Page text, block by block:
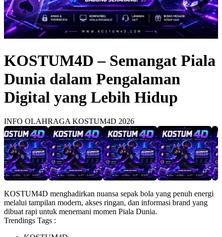
KOSTUM4D – Semangat Piala
Dunia dalam Pengalaman
Digital yang Lebih Hidup
INFO OLAHRAGA KOSTUM4D 2026
KOSTUM4D menghadirkan nuansa sepak bola yang penuh energi
melalui tampilan modern, akses ringan, dan informasi brand yang
dibuat rapi untuk menemani momen Piala Dunia.
Trendings Tags :